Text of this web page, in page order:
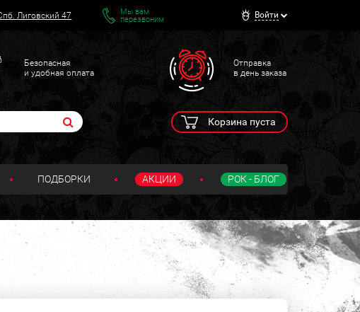
Лиговский 47
Мы вам
перезвоним
Войти
Безопасная
и удобная оплата
Отправка
в день заказа
Корзина пуста
ПОДБОРКИ АКЦИИ РОК - БЛОГ